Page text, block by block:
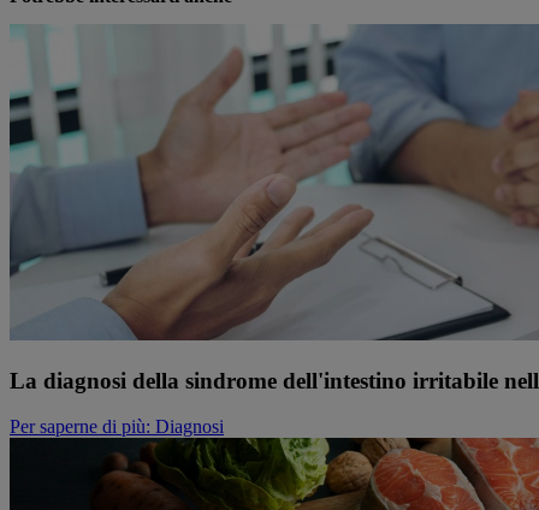
La diagnosi della sindrome dell'intestino irritabile
Per saperne di più: Diagnosi